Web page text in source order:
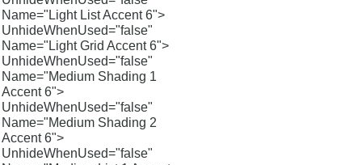
Name="Light List Accent 6">
UnhideWhenUsed="false"
Name="Light Grid Accent 6">
UnhideWhenUsed="false"
Name="Medium Shading 1
Accent 6">
UnhideWhenUsed="false"
Name="Medium Shading 2
Accent 6">
UnhideWhenUsed="false"